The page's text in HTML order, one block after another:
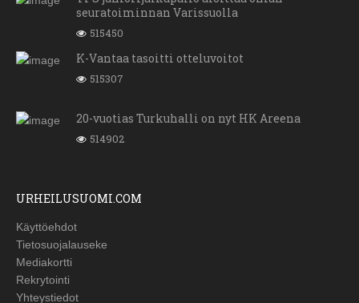
seuratoiminnan Varissuolla
515450
K-Vantaa tasoitti otteluvoitot
515307
20-vuotias Turkuhalli on nyt HK Areena
514902
URHEILUSUOMI.COM
Käyttöehdot
Tietosuojalauseke
Mediakortti
Rekrytointi
Yhteystiedot